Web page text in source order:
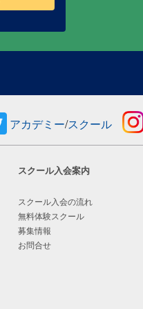
アカデミー/スクール
スクール入会案内
スクール入会の流れ
無料体験スクール
募集情報
お問合せ